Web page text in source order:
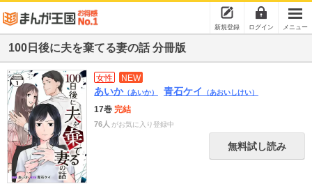
新規登録 ログイン メニュー
100日後に夫を棄てる妻の話 分冊版
女性 NEW
あいか（あいか） 青石ケイ （あおいしけい）
17巻 完結
76人 がお気に入り登録中
無料試し読み